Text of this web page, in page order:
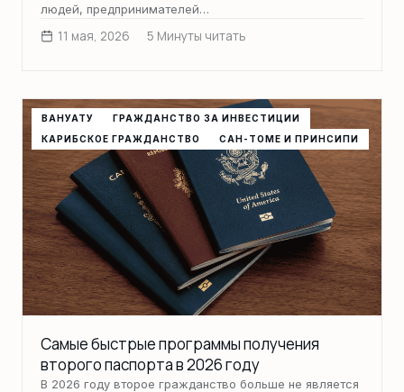
людей, предпринимателей…
11 мая, 2026 5 Минуты читать
ВАНУАТУ
ГРАЖДАНСТВО ЗА ИНВЕСТИЦИИ
КАРИБСКОЕ ГРАЖДАНСТВО
САН-ТОМЕ И ПРИНСИПИ
Самые быстрые программы получения
второго паспорта в 2026 году
В 2026 году второе гражданство больше не является